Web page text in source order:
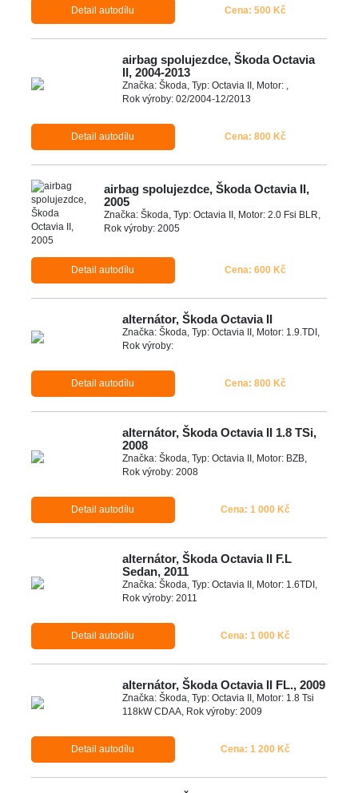
Detail autodílu Cena: 500 Kč
airbag spolujezdce, Škoda Octavia
II, 2004-2013
Značka: Škoda, Typ: Octavia II, Motor: ,
Rok výroby: 02/2004-12/2013
Detail autodílu Cena: 800 Kč
airbag spolujezdce, Škoda Octavia II,
2005
Značka: Škoda, Typ: Octavia II, Motor: 2.0 Fsi BLR,
Rok výroby: 2005
Detail autodílu Cena: 600 Kč
alternátor, Škoda Octavia II
Značka: Škoda, Typ: Octavia II, Motor: 1.9.TDI,
Rok výroby:
Detail autodílu Cena: 800 Kč
alternátor, Škoda Octavia II 1.8 TSi,
2008
Značka: Škoda, Typ: Octavia II, Motor: BZB,
Rok výroby: 2008
Detail autodílu Cena: 1 000 Kč
alternátor, Škoda Octavia II F.L
Sedan, 2011
Značka: Škoda, Typ: Octavia II, Motor: 1.6TDI,
Rok výroby: 2011
Detail autodílu Cena: 1 000 Kč
alternátor, Škoda Octavia II FL., 2009
Značka: Škoda, Typ: Octavia II, Motor: 1.8 Tsi
118kW CDAA, Rok výroby: 2009
Detail autodílu Cena: 1 200 Kč